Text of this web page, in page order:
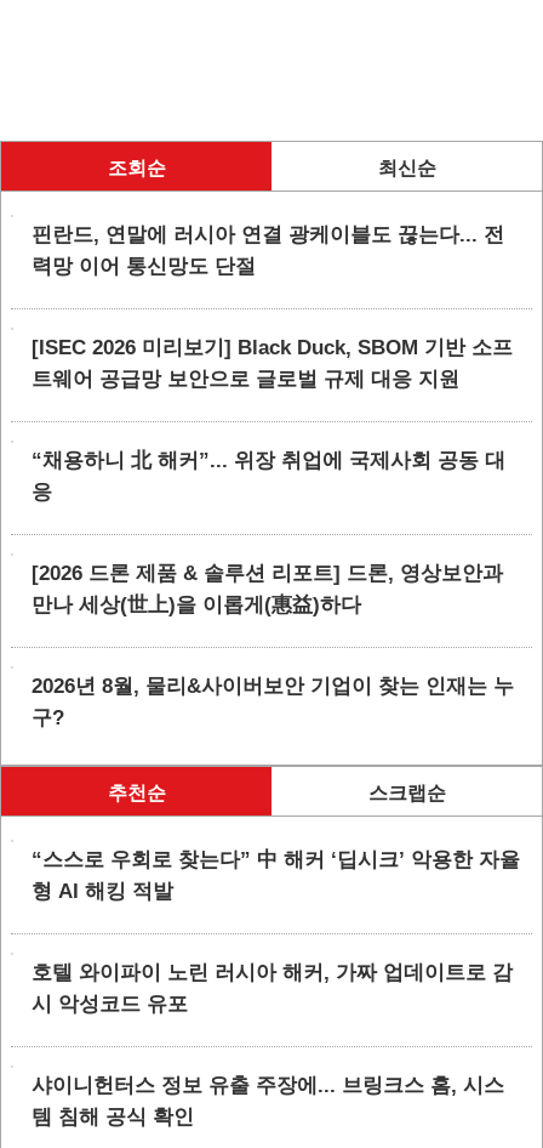
조회순 최신순
핀란드, 연말에 러시아 연결 광케이블도 끊는다... 전
력망 이어 통신망도 단절
[ISEC 2026 미리보기] Black Duck, SBOM 기반 소프
트웨어 공급망 보안으로 글로벌 규제 대응 지원
“채용하니 北 해커”... 위장 취업에 국제사회 공동 대
응
[2026 드론 제품 & 솔루션 리포트] 드론, 영상보안과
만나 세상(世上)을 이롭게(惠益)하다
2026년 8월, 물리&사이버보안 기업이 찾는 인재는 누
구?
추천순 스크랩순
“스스로 우회로 찾는다” 中 해커 ‘딥시크’ 악용한 자율
형 AI 해킹 적발
호텔 와이파이 노린 러시아 해커, 가짜 업데이트로 감
시 악성코드 유포
샤이니헌터스 정보 유출 주장에... 브링크스 홈, 시스
템 침해 공식 확인